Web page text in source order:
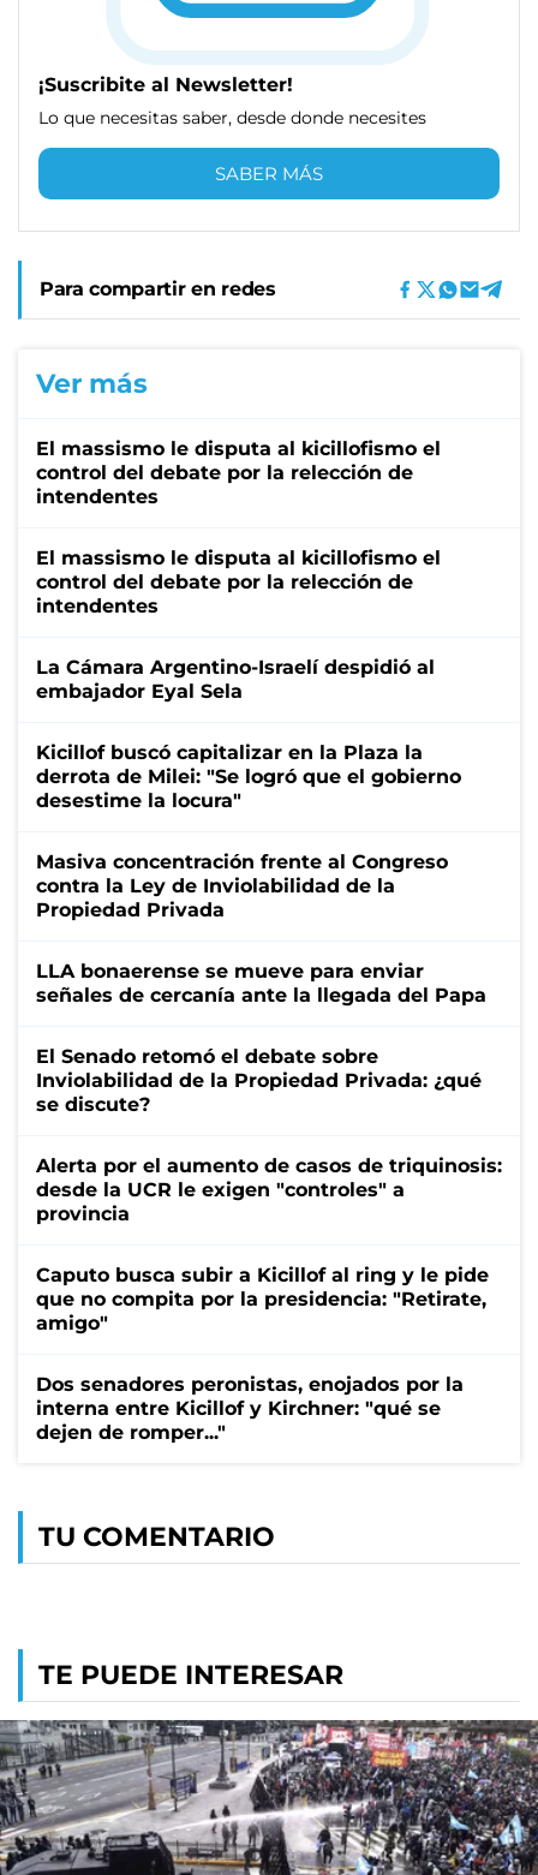
¡Suscribite al Newsletter!
Lo que necesitas saber, desde donde necesites
SABER MÁS
Para compartir en redes
Ver más
El massismo le disputa al kicillofismo el
control del debate por la relección de
intendentes
El massismo le disputa al kicillofismo el
control del debate por la relección de
intendentes
La Cámara Argentino-Israelí despidió al
embajador Eyal Sela
Kicillof buscó capitalizar en la Plaza la
derrota de Milei: "Se logró que el gobierno
desestime la locura"
Masiva concentración frente al Congreso
contra la Ley de Inviolabilidad de la
Propiedad Privada
LLA bonaerense se mueve para enviar
señales de cercanía ante la llegada del Papa
El Senado retomó el debate sobre
Inviolabilidad de la Propiedad Privada: ¿qué
se discute?
Alerta por el aumento de casos de triquinosis:
desde la UCR le exigen "controles" a
provincia
Caputo busca subir a Kicillof al ring y le pide
que no compita por la presidencia: "Retirate,
amigo"
Dos senadores peronistas, enojados por la
interna entre Kicillof y Kirchner: "qué se
dejen de romper..."
TU COMENTARIO
TE PUEDE INTERESAR